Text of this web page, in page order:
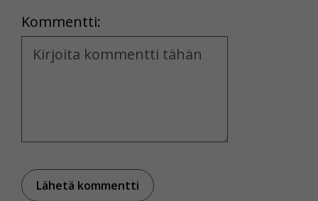
Kommentti:
Kommentti